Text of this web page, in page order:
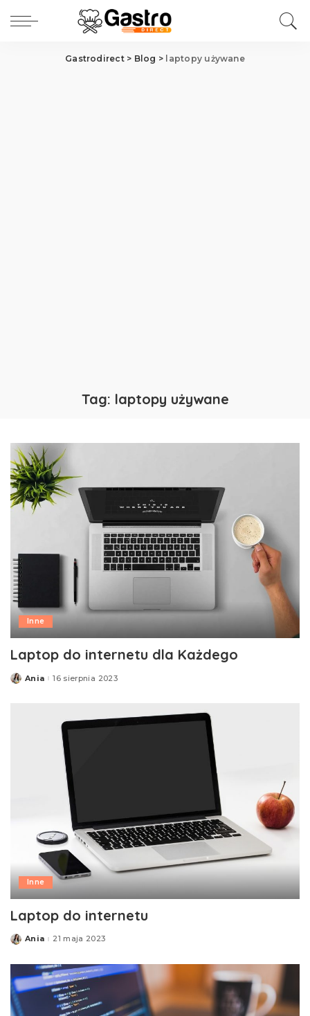
Gastrodirect> Blog > laptopy używane
Tag: laptopy używane
Inne
Laptop do internetu dla Każdego
Posted
Ania 16 sierpnia 2023
Inne
Laptop do internetu
Posted
Ania 21 maja 2023